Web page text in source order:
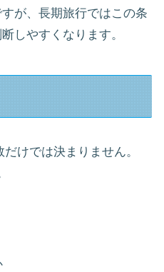
が、長期旅行ではこの条
しやすくなります。
けでは決まりません。